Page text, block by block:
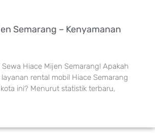
Semarang – Kenyamanan
Hiace Mijen Semarang! Apakah
rental mobil Hiace Semarang
ini? Menurut statistik terbaru,